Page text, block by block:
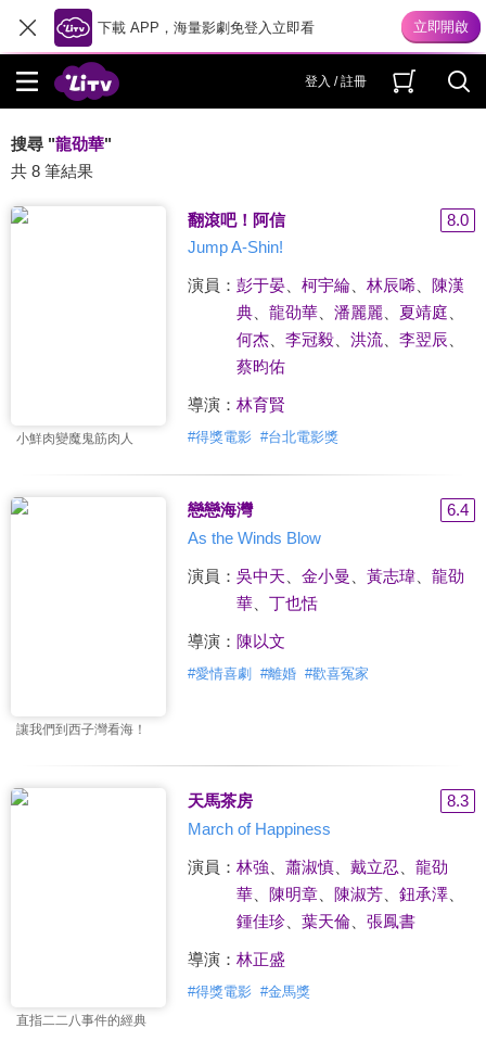
下載 APP，海量影劇免登入立即看
登入 / 註冊
搜尋 "龍劭華"
共 8 筆結果
小鮮肉變魔鬼筋肉人
翻滾吧！阿信
8.0
Jump A-Shin!
演員： 彭于晏、 柯宇綸、 林辰唏、 陳漢
典、 龍劭華、 潘麗麗 夏靖庭
何杰、 李冠毅、 洪流、 李翌辰
蔡昀佑
導演： 林育賢
#得獎電影 #台北電影獎
讓我們到西子灣看海！
戀戀海灣
6.4
As the Winds Blow
演員： 吳中天 金小曼 黃志瑋、 龍劭
華、 丁也恬
導演： 陳以文
#愛情喜劇 #離婚 #歡喜冤家
直指二二八事件的經典
天馬茶房
8.3
March of Happiness
演員： 林強 蕭淑慎、 戴立忍
龍劭
華、 陳明章、 陳淑芳、 鈕承澤、
鍾佳珍、 葉天倫、 張鳳書
導演： 林正盛
#得獎電影 #金馬獎